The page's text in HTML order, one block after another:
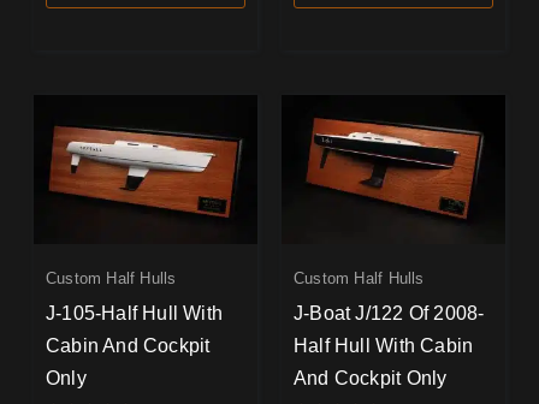
Custom Half Hulls
J-105-Half Hull With
Cabin And Cockpit
Only
Custom Half Hulls
J-Boat J/122 Of 2008-
Half Hull With Cabin
And Cockpit Only